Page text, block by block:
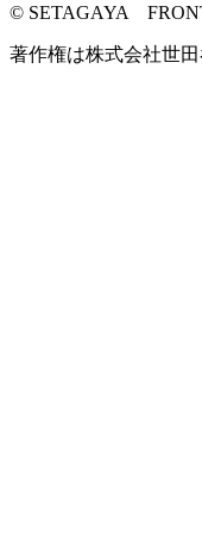
© SETAGAYA
著作権は株式会社世